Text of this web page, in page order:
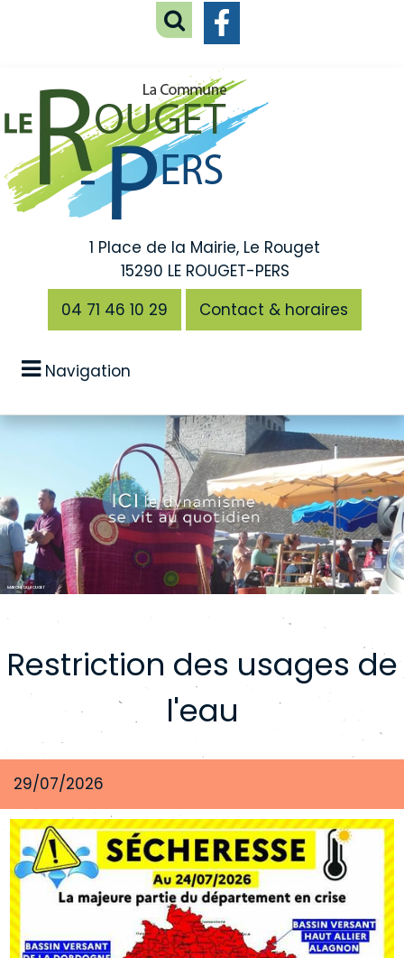
1 Place de la Mairie, Le Rouget
15290 LE ROUGET-PERS
04 71 46 10 29
Contact & horaires
Navigation
MARCHE DU ROUGET
Restriction des usages de
l'eau
29/07/2026